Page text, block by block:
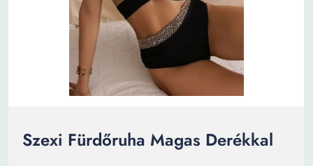
Szexi Fürdőruha Magas Derékkal